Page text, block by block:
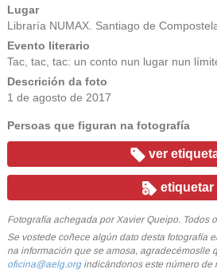
Lugar
Libraría NUMAX. Santiago de
Evento literario
Tac, tac, tac: un conto nun lugar nun
Descrición da foto
1 de agosto de 2017
Persoas que figuran na fotografía
ver
etiquetar
Fotografía achegada por Xavier Queipo. Todos
Se vostede coñece algún dato desta fotografía
na información que se amosa, agradecémoslle
oficina@aelg.orgindicándonos este número de